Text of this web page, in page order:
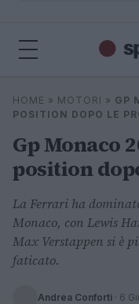
Cerca
HOME » MOTORI » GP
POSITION DOPO LE
Gp Monaco
position
La Ferrari ha
Monaco, con Lewis
Max Verstappen si è
faticato.
Andrea Conforti · 6